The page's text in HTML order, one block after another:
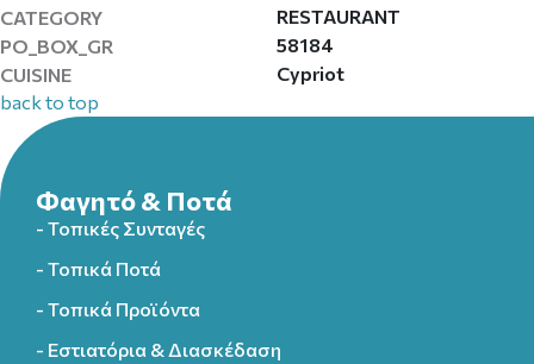
CATEGORY
RESTAURANT
PO_BOX_GR
58184
CUISINE
Cypriot
back to top
Φαγητό & Ποτά
- Τοπικές Συνταγές
- Τοπικά Ποτά
- Τοπικά Προϊόντα
- Εστιατόρια & Διασκέδαση